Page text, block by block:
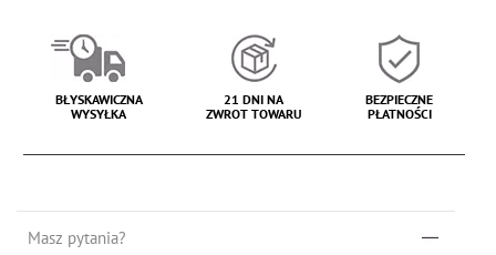
BŁYSKAWICZNA
WYSYŁKA
21 DNI NA
ZWROT TOWARU
BEZPIECZNE
PŁATNOŚCI
Masz pytania?